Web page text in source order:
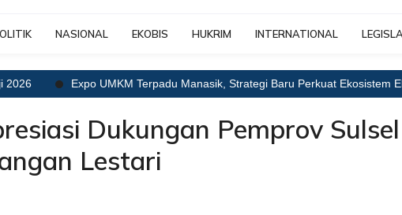
NASIONAL EKOBIS HUKRIM INTERNATIONAL
Expo UMKM Terpadu Manasik, Strategi Baru Perkuat Ekosistem
Dukungan Pemprov Sulsel
Lestari